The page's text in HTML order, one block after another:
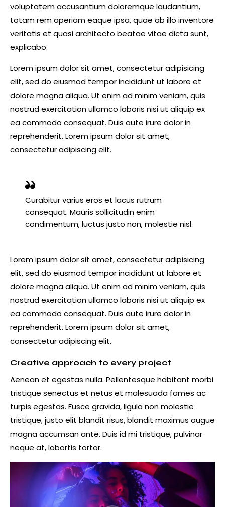
voluptatem accusantium doloremque laudantium,
totam rem aperiam eaque ipsa, quae ab illo inventore
veritatis et quasi architecto beatae vitae dicta sunt,
explicabo.
Lorem ipsum dolor sit amet, consectetur adipisicing
elit, sed do eiusmod tempor incididunt ut labore et
dolore magna aliqua. Ut enim ad minim veniam, quis
nostrud exercitation ullamco laboris nisi ut aliquip ex
ea commodo consequat. Duis aute irure dolor in
reprehenderit. Lorem ipsum dolor sit amet,
consectetur adipiscing elit.
Curabitur varius eros et lacus rutrum
consequat. Mauris sollicitudin enim
condimentum, luctus justo non, molestie nisl.
Lorem ipsum dolor sit amet, consectetur adipisicing
elit, sed do eiusmod tempor incididunt ut labore et
dolore magna aliqua. Ut enim ad minim veniam, quis
nostrud exercitation ullamco laboris nisi ut aliquip ex
ea commodo consequat. Duis aute irure dolor in
reprehenderit. Lorem ipsum dolor sit amet,
consectetur adipiscing elit.
Creative approach to every project
Aenean et egestas nulla. Pellentesque habitant morbi
tristique senectus et netus et malesuada fames ac
turpis egestas. Fusce gravida, ligula non molestie
tristique, justo elit blandit risus, blandit maximus augue
magna accumsan ante. Duis id mi tristique, pulvinar
neque at, lobortis tortor.